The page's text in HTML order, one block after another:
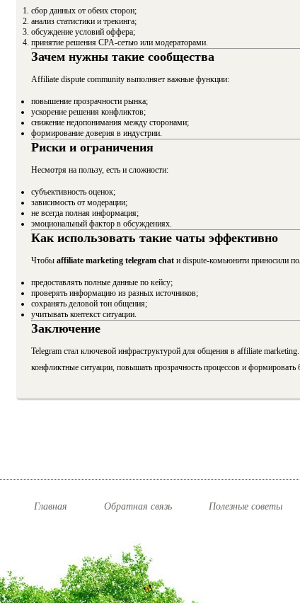
сбор данных от обеих сторон;
анализ статистики и трекинга;
обсуждение условий оффера;
принятие решения CPA-сетью или модераторами.
Зачем нужны такие сообщества
Affiliate dispute community выполняет важные функции:
повышение прозрачности рынка;
ускорение решения конфликтов;
снижение недопонимания между сторонами;
формирование доверия в индустрии.
Риски и ограничения
Несмотря на пользу, есть и сложности:
субъективность оценок;
зависимость от модерации;
не всегда полная информация;
эмоциональный фактор в обсуждениях.
Как использовать такие чаты эффективно
Чтобы affiliate marketing telegram chatи dispute-комьюнити приносили
предоставлять полные данные по кейсу;
проверять информацию из разных источников;
сохранять деловой тон общения;
учитывать контекст ситуации.
Заключение
Telegram стал ключевой инфраструктурой для общения в affiliate
конфликтные ситуации, повышать прозрачность процессов и
Главная Обратная связь Полезные советы